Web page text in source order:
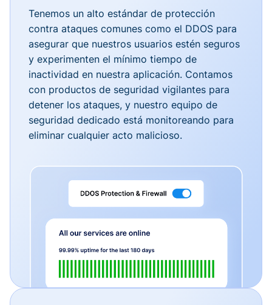
Tenemos un alto estándar de protección
contra ataques comunes como el DDOS para
asegurar que nuestros usuarios estén seguros
y experimenten el mínimo tiempo de
inactividad en nuestra aplicación. Contamos
con productos de seguridad vigilantes para
detener los ataques, y nuestro equipo de
seguridad dedicado está monitoreando para
eliminar cualquier acto malicioso.